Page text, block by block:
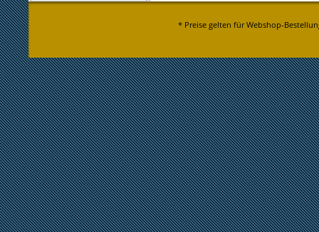
* Preise gelten für Webshop-